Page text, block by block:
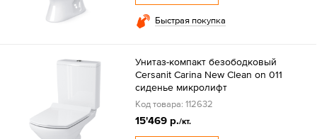
Быстрая покупка
Унитаз-компакт безободковый
Cersanit Carina New Clean on 011
сиденье микролифт
Код товара: 112632
15'469 р./кт.